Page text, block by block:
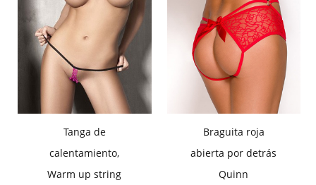
Tanga de
calentamiento,
Warm up string
Braguita roja
abierta por detrás
Quinn